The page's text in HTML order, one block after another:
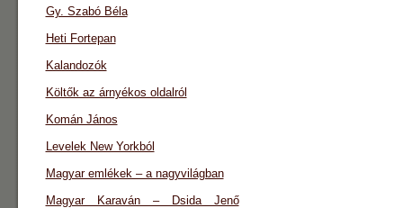
Gy. Szabó Béla
Heti Fortepan
Kalandozók
Költők az árnyékos oldalról
Komán János
Levelek New Yorkból
Magyar emlékek – a nagyvilágban
Magyar Karaván – Dsida Jenő